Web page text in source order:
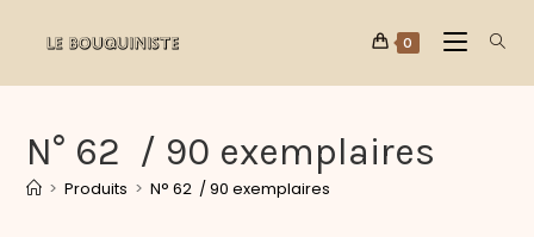
0
N° 62 / 90 exemplaires
> Produits > N° 62 / 90 exemplaires